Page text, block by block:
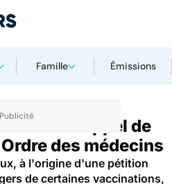
Famille Émissions
va faire appel de
des médecins
à l'origine d'une pétition
de certaines vaccinations,